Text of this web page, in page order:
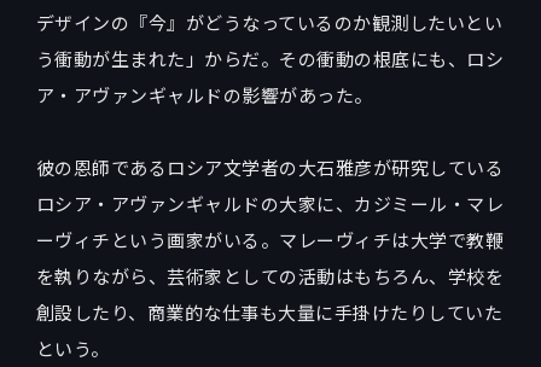
デザインの『今』がどうなっているのか観測したいとい
う衝動が生まれた」からだ。その衝動の根底にも、ロシ
ア・アヴァンギャルドの影響があった。
彼の恩師であるロシア文学者の大石雅彦が研究している
ロシア・アヴァンギャルドの大家に、カジミール・マレ
ーヴィチという画家がいる。マレーヴィチは大学で教鞭
を執りながら、芸術家としての活動はもちろん、学校を
創設したり、商業的な仕事も大量に手掛けたりしていた
という。